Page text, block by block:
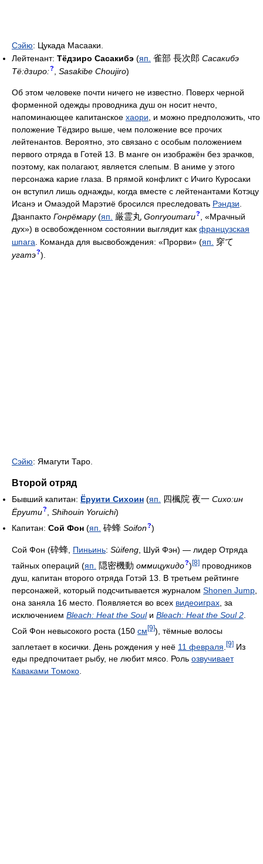
Сэйю: Цукада Масааки.
Лейтенант: Тёдзиро Сасакибэ (яп. 雀部 長次郎 Сасакибэ
Тё:дзиро:? ,Sasakibe Choujiro)
Об этом человеке почти ничего не известно. Поверх черной
форменной одежды проводника душ он носит нечто,
напоминающее капитанское хаори , и можно предположить, что
положение Тёдзиро выше, чем положение все прочих
лейтенантов. Вероятно, это связано с особым положением
первого отряда в Готей 13. В манге он изображён без зрачков,
поэтому, как полагают, является слепым. В аниме у этого
персонажа карие глаза. В прямой конфликт с Ичиго Куросаки
он вступил лишь однажды, когда вместе с лейтенантами Котэцу
Исанэ и Омаэдой Марэтиё бросился преследовать Рэндзи
Дзанпакто Гонрёмару(яп. 厳霊丸 Gonryoumaru?
, «Мрачный
дух») в освобожденном состоянии выглядит как французская
шпага . Команда для высвобождения: «Прорви» (яп. 穿て
угатэ?).
Сэйю: Ямагути Таро.
Второй отряд
Бывший капитан: Ёруити Сихоин (яп. 四楓院 夜一 Сихо:ин
Ёруити? ,Shihouin Yoruichi)
Капитан: Сой Фон (яп. 砕蜂 Soifon?)
Сой Фон (砕蜂, Пиньинь: Sùifeng, Шуй Фэн) — лидер Отряда
тайных операций (яп. 隠密機動 оммицукидо?)[8] проводников
душ, капитан второго отряда Готэй 13. В третьем рейтинге
персонажей, который подсчитывается журналом Shonen Jump
она заняла 16 место. Появляется во всех видеоиграх , за
исключением Bleach: Heat the Soulи Bleach: Heat the Soul 2
Сой Фон невысокого роста (150 см[9]), тёмные волосы
заплетает в косички. День рождения у неё 11 февраля [9] Из
еды предпочитает рыбу, не любит мясо. Роль озвучивает
Каваками Томоко.